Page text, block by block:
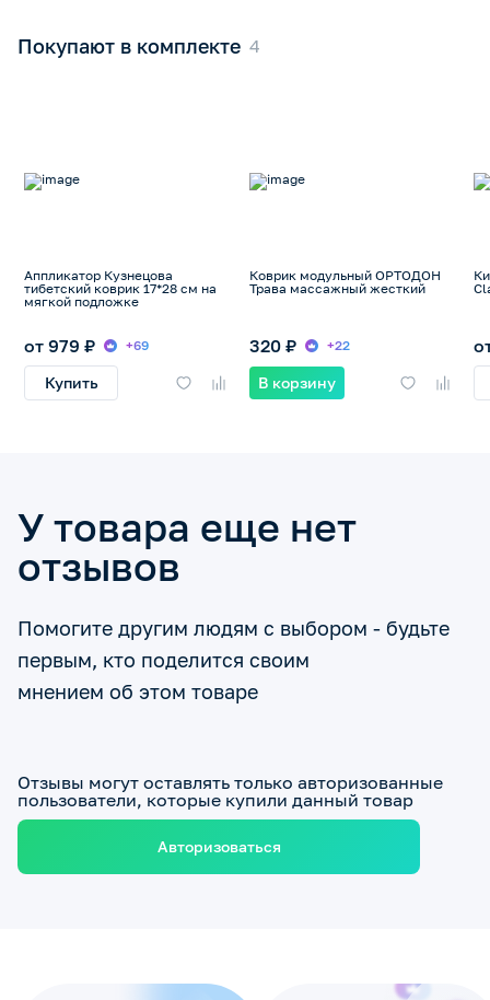
Покупают в комплекте
Аппликатор Кузнецова
тибетский коврик 17*28 см на
мягкой подложке
от 979 ₽ +69
Купить
Коврик модульный ОРТОДОН
Трава массажный жесткий
320 ₽ +22
В корзину
У товара еще нет
отзывов
Помогите другим людям с выбором - будьте
первым, кто поделится своим
мнением об этом товаре
Отзывы могут оставлять только авторизованные
пользователи, которые купили данный товар
Авторизоваться